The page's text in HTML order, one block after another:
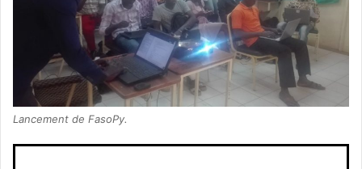
Lancement de FasoPy.